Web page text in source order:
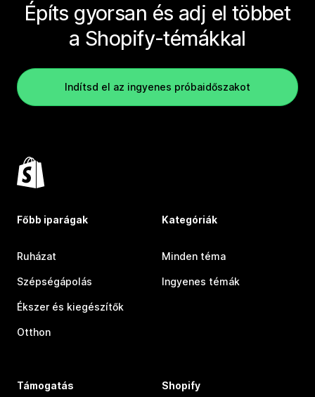
Építs gyorsan és adj el többet
a Shopify-témákkal
Indítsd el az ingyenes próbaidőszakot
Főbb iparágak
Ruházat
Szépségápolás
Ékszer és kiegészítők
Otthon
Kategóriák
Minden téma
Ingyenes témák
Támogatás Shopify